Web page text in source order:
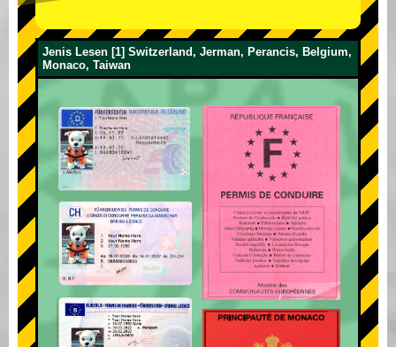
Jenis Lesen [1] Switzerland, Jerman, Perancis, Belgium,
Monaco, Taiwan